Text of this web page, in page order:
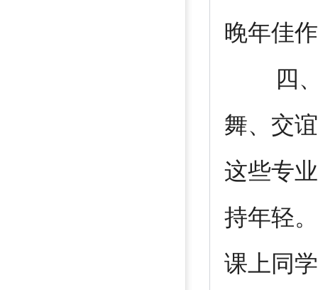
晚年佳
四、
舞、交
这些专
持年轻
课上同